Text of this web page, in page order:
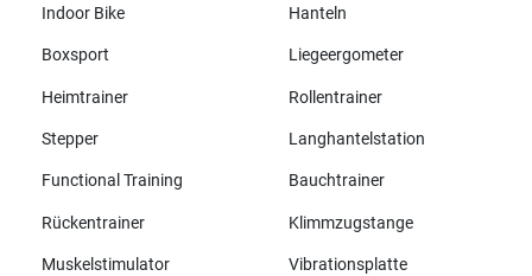
Indoor Bike Hanteln
Boxsport Liegeergometer
Heimtrainer Rollentrainer
Stepper Langhantelstation
Functional Training Bauchtrainer
Rückentrainer Klimmzugstange
Muskelstimulator Vibrationsplatte